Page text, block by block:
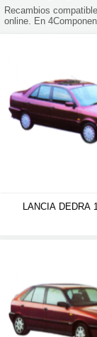
Recambios
online. En
LANCIA DEDRA